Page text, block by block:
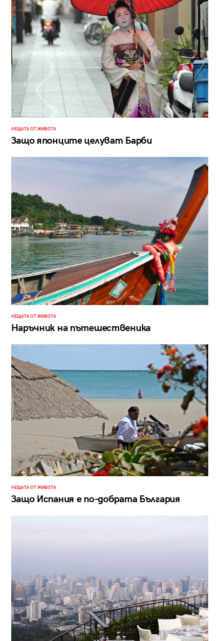
НЕЩАТА ОТ ЖИВОТА
Защо японците целуват Барби
НЕЩАТА ОТ ЖИВОТА
Наръчник на пътешественика
НЕЩАТА ОТ ЖИВОТА
Защо Испания е по-добрата България